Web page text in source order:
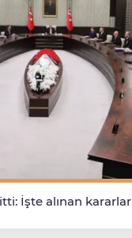
İşte alınan kararlar